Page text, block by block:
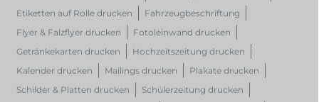
Etiketten auf Rolle drucken
Fahrzeugbeschriftung
Flyer & Falzflyer drucken
Fotoleinwand drucken
Getränkekarten drucken
Hochzeitszeitung drucken
Kalender drucken
Mailings drucken
Plakate drucken
Schilder & Platten drucken
Schülerzeitung drucken